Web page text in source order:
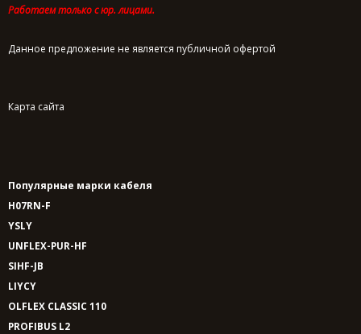
Работаем только с юр. лицами.
Данное предложение не является публичной офертой
Карта сайта
Популярные марки кабеля
H07RN-F
YSLY
UNFLEX-PUR-HF
SIHF-JB
LIYCY
OLFLEX CLASSIC 110
PROFIBUS L2